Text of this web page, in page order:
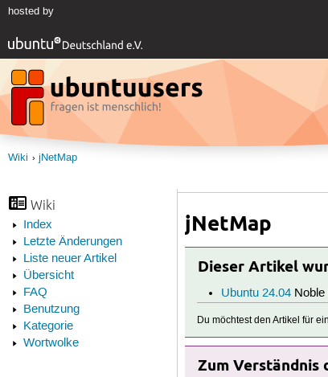
hosted by
Wiki jNetMap
Wiki
Index
Letzte Änderungen
Liste neuer Artikel
Übersicht
FAQ
Benutzung
Kategorie
Wortwolke
jNetMap
Dieser Artikel
Ubuntu 24.04Noble
Du möchtest den Artikel für
Zum Verständnis